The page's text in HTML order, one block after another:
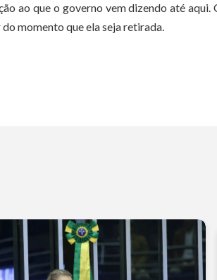
ao que o governo vem dizendo até aqui.
momento que ela seja retirada.